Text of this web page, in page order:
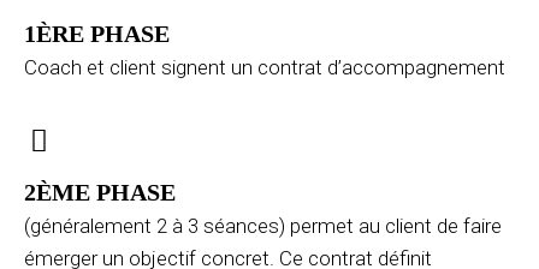
1ÈRE PHASE
Coach et client signent un contrat d’accompagnement
2ÈME PHASE
(généralement 2 à 3 séances) permet au client de faire
émerger un objectif concret. Ce contrat définit